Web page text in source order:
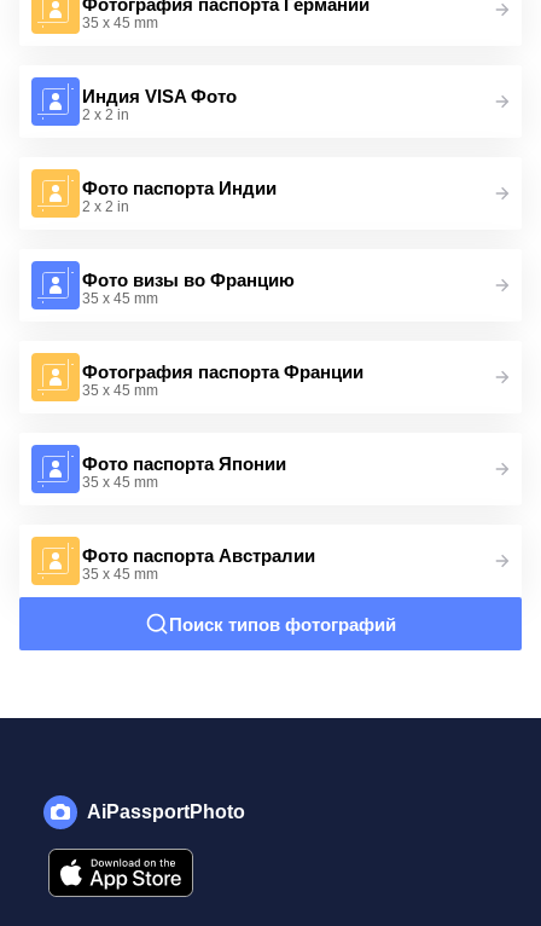
35 x 45 mm
Индия VISA Фото
2 x 2 in
Фото паспорта Индии
2 x 2 in
Фото визы во Францию
35 x 45 mm
Фотография паспорта Франции
35 x 45 mm
Фото паспорта Японии
35 x 45 mm
Фото паспорта Австралии
35 x 45 mm
Поиск типов фотографий
AiPassportPhoto